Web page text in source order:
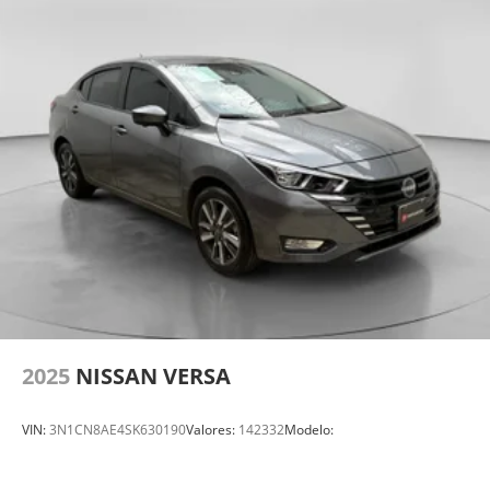
2025 NISSAN VERSA
VIN:3N1CN8AE4SK630190Valores: 142332Modelo: